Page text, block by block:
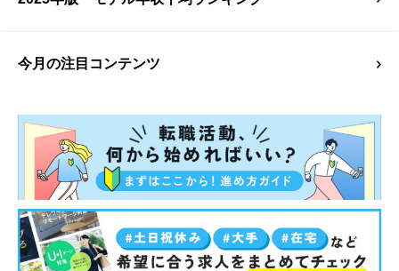
今月の注目コンテンツ